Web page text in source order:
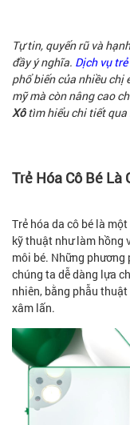
Tự tin, quyến rũ và
đầy ý nghĩa. Dịch vụ
phổ biến của nhiều chị
mỹ mà còn nâng cao
Xôtìm hiểu chi tiết qua
Trẻ Hóa Cô Bé Là
Trẻ hóa da cô bé là
kỹ thuật như làm hồng
môi bé. Những
chúng ta dễ dàng lựa
nhiên, bằng phẫu
xâm lấn.